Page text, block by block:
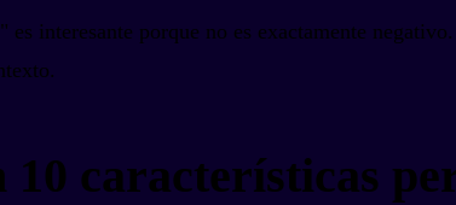
interesante porque no es exactamente
10 características